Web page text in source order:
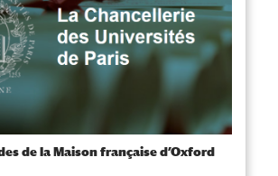
de la Maison française d’Oxford